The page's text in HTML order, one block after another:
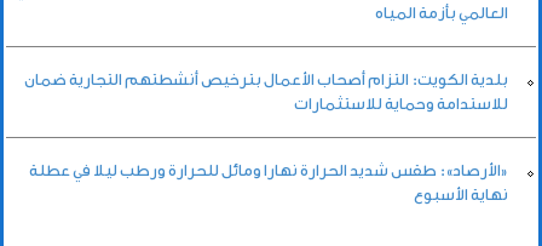
العالمي بأزمة المياه
بلدية الكويت: التزام أصحاب الأعمال بترخيص أنشطتهم التجارية ضمان
للاستدامة وحماية للاستثمارات
«الأرصاد»: طقس شديد الحرارة نهارا ومائل للحرارة ورطب ليلا في عطلة
نهاية الأسبوع